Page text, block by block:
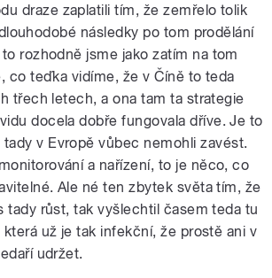
draze zaplatili tím, že zemřelo tolik
následky po tom prodělání
to rozhodně jsme jako zatím na tom
co teďka vidíme, že v Číně to teda
třech letech, a ona tam ta strategie
docela dobře fungovala dříve. Je to
v Evropě vůbec nemohli zavést.
a nařízení, to je něco, co
Ale né ten zbytek světa tím, že
tady růst, tak vyšlechtil časem teda tu
už je tak infekční, že prostě ani v
udržet.